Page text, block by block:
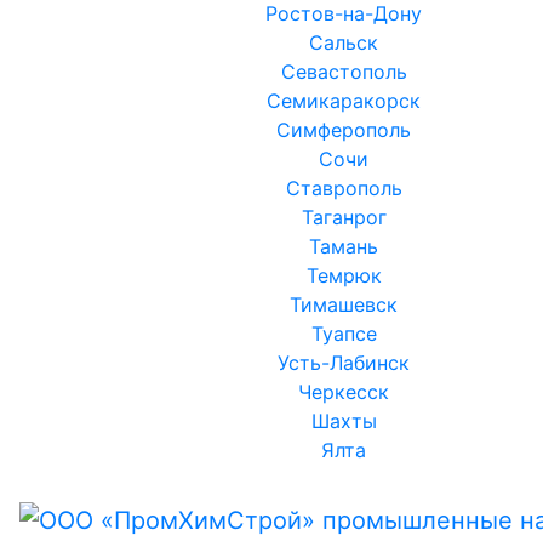
Ростов-на-Дону
Сальск
Севастополь
Семикаракорск
Симферополь
Сочи
Ставрополь
Таганрог
Тамань
Темрюк
Тимашевск
Туапсе
Усть-Лабинск
Черкесск
Шахты
Ялта